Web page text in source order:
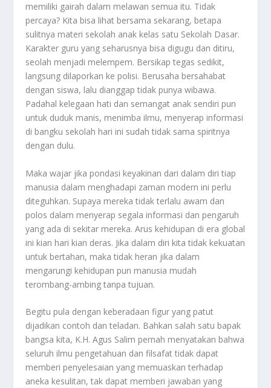
memiliki gairah dalam melawan semua itu. Tidak
percaya? Kita bisa lihat bersama sekarang, betapa
sulitnya materi sekolah anak kelas satu Sekolah Dasar.
Karakter guru yang seharusnya bisa digugu dan ditiru,
seolah menjadi melempem. Bersikap tegas sedikit,
langsung dilaporkan ke polisi. Berusaha bersahabat
dengan siswa, lalu dianggap tidak punya wibawa.
Padahal kelegaan hati dan semangat anak sendiri pun
untuk duduk manis, menimba ilmu, menyerap informasi
di bangku sekolah hari ini sudah tidak sama spiritnya
dengan dulu.
Maka wajar jika pondasi keyakinan dari dalam diri tiap
manusia dalam menghadapi zaman modern ini perlu
diteguhkan. Supaya mereka tidak terlalu awam dan
polos dalam menyerap segala informasi dan pengaruh
yang ada di sekitar mereka. Arus kehidupan di era global
ini kian hari kian deras. Jika dalam diri kita tidak kekuatan
untuk bertahan, maka tidak heran jika dalam
mengarungi kehidupan pun manusia mudah
terombang-ambing tanpa tujuan.
Begitu pula dengan keberadaan figur yang patut
dijadikan contoh dan teladan. Bahkan salah satu bapak
bangsa kita, K.H. Agus Salim pernah menyatakan bahwa
seluruh ilmu pengetahuan dan filsafat tidak dapat
memberi penyelesaian yang memuaskan terhadap
aneka kesulitan, tak dapat memberi jawaban yang